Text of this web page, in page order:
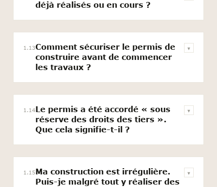
déjà réalisés ou en cours ?
1.13Comment sécuriser le permis de
construire avant de commencer
les travaux ?
▾
1.14Le permis a été accordé « sous
réserve des droits des tiers ».
Que cela signifie-t-il ?
▾
1.15Ma construction est irrégulière.
Puis-je malgré tout y réaliser des
▾